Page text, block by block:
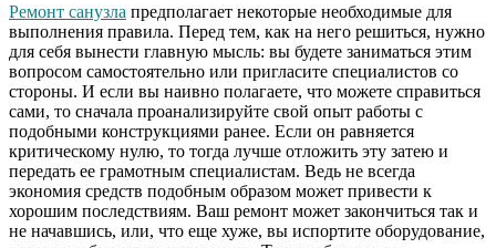
Ремонт санузла предполагает некоторые необходимые для
выполнения правила. Перед тем, как на него решиться, нужно
для себя вынести главную мысль: вы будете заниматься этим
вопросом самостоятельно или пригласите специалистов со
стороны. И если вы наивно полагаете, что можете справиться
сами, то сначала проанализируйте свой опыт работы с
подобными конструкциями ранее. Если он равняется
критическому нулю, то тогда лучше отложить эту затею и
передать ее грамотным специалистам. Ведь не всегда
экономия средств подобным образом может привести к
хорошим последствиям. Ваш ремонт может закончиться так и
не начавшись, или, что еще хуже, вы испортите оборудование,